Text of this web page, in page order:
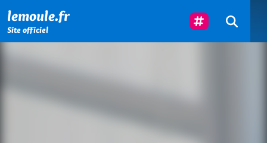
lemoule.fr
Site officiel
Suivez-Nous